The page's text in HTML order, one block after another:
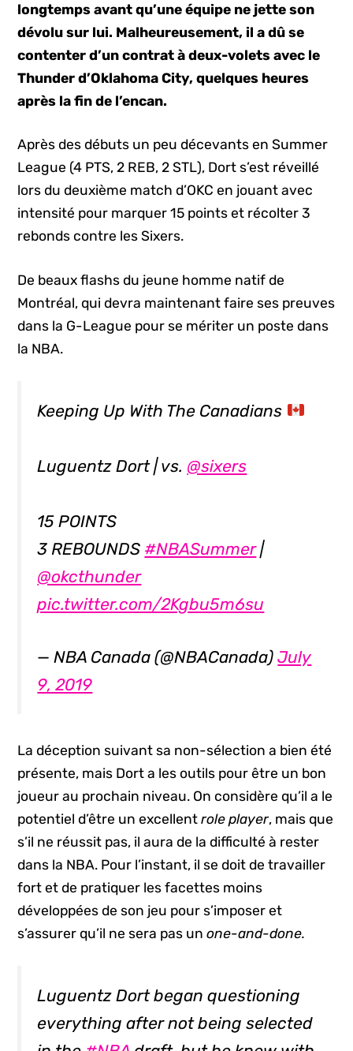
longtemps avant qu’une équipe ne jette son
dévolu sur lui. Malheureusement, il a dû se
contenter d’un contrat à deux-volets avec le
Thunder d’Oklahoma City, quelques heures
après la fin de l’encan.
Après des débuts un peu décevants en Summer
League (4 PTS, 2 REB, 2 STL), Dort s’est réveillé
lors du deuxième match d’OKC en jouant avec
intensité pour marquer 15 points et récolter 3
rebonds contre les Sixers.
De beaux flashs du jeune homme natif de
Montréal, qui devra maintenant faire ses preuves
dans la G-League pour se mériter un poste dans
la NBA.
Keeping Up With The Canadians
Luguentz Dort | vs. @sixers
15 POINTS
3 REBOUNDS #NBASummer|
@okcthunder
pic.twitter.com/2Kgbu5m6su
— NBA Canada (@NBACanada)July
9, 2019
La déception suivant sa non-sélection a bien été
présente, mais Dort a les outils pour être un bon
joueur au prochain niveau. On considère qu’il a le
potentiel d’être un excellentrole player, mais que
s’il ne réussit pas, il aura de la difficulté à rester
dans la NBA. Pour l’instant, il se doit de travailler
fort et de pratiquer les facettes moins
développées de son jeu pour s’imposer et
s’assurer qu’il ne sera pas unone-and-done.
Luguentz Dort began questioning
everything after not being selected